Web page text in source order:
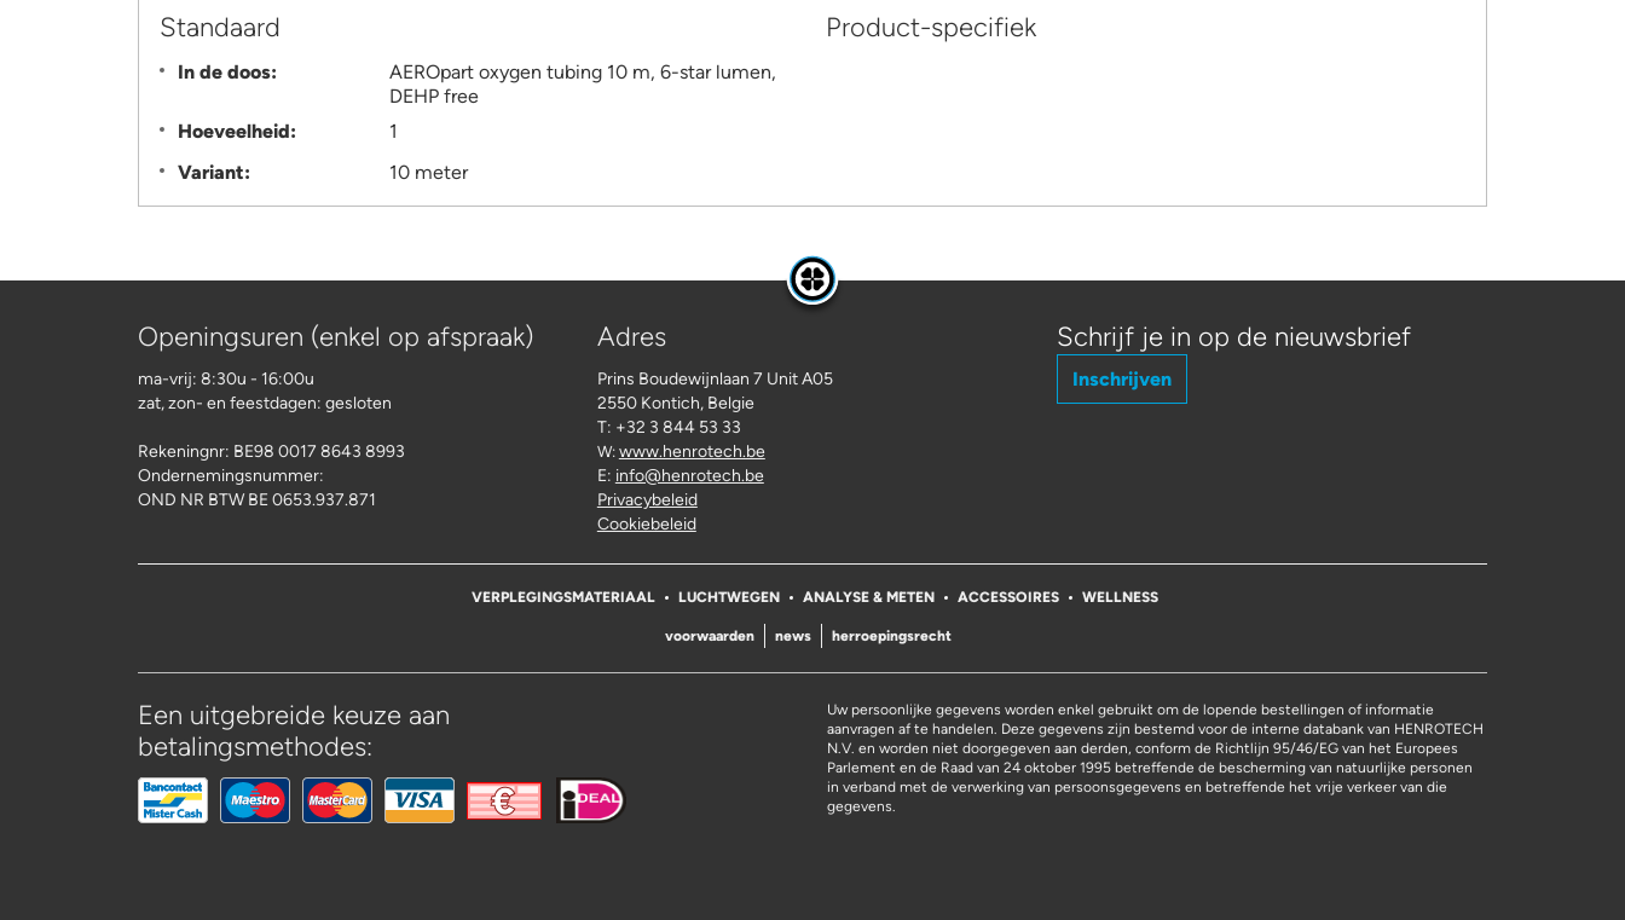
Information
Standaard
In de doos:
AEROpart oxygen tubing 10 m, 6-star lumen,
DEHP free
Hoeveelheid:
1
Variant:
10 meter
Product-specifiek
Openingsuren (enkel op afspraak)
ma-vrij: 8:30u - 16:00u
zat, zon- en feestdagen: gesloten
Rekeningnr: BE98 0017 8643 8993
Ondernemingsnummer:
OND NR BTW BE 0653.937.871
Adres
Prins Boudewijnlaan 7 Unit A05
2550 Kontich, Belgie
T: +32 3 844 53 33
W: www.henrotech.be
E: info@henrotech.be
Privacybeleid
Cookiebeleid
Schrijf je in op de nieuwsbrief
Inschrijven
VERPLEGINGSMATERIAAL LUCHTWEGEN ANALYSE & METEN ACCESSOIRES WELLNESS
voorwaarden news herroepingsrecht
Een uitgebreide keuze aan
betalingsmethodes:
Uw persoonlijke gegevens worden enkel gebruikt om de lopende bestellingen of informatie
aanvragen af te handelen. Deze gegevens zijn bestemd voor de interne databank van HENROTECH
N.V. en worden niet doorgegeven aan derden, conform de Richtlijn 95/46/EG van het Europees
Parlement en de Raad van 24 oktober 1995 betreffende de bescherming van natuurlijke personen
in verband met de verwerking van persoonsgegevens en betreffende het vrije verkeer van die
gegevens.